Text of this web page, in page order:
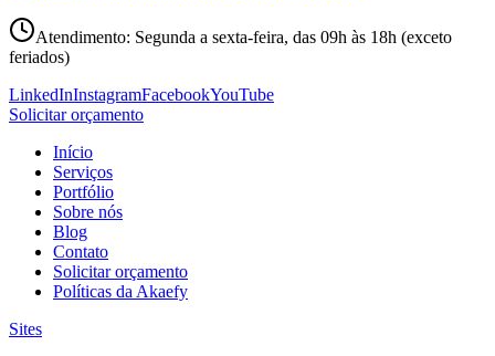
Atendimento: Segunda a sexta-feira, das 09h às 18h (exceto
feriados)
LinkedInInstagramFacebookYouTube
Solicitar orçamento
Início
Serviços
Portfólio
Sobre nós
Blog
Contato
Solicitar orçamento
Políticas da Akaefy
Sites